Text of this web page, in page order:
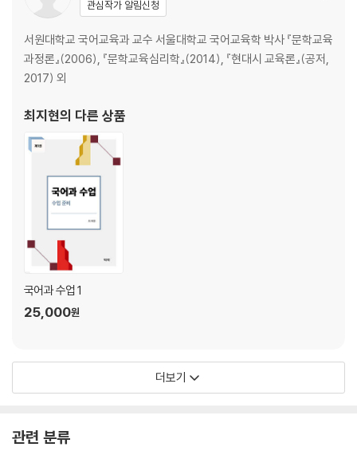
희미한 옛사랑의 그림자│4·19 세대의 참담한 고백 412
맹인 부부 가수│사랑과 용서의 노래를 부르는 맹인 부부 가수 420
1959년│암담한 고통의 풍경 427
떨어져도 튀는 공처럼│공(空)을 공(共)하기 434
어나기 위하여 440
사평역에서│눈 내리는 겨울밤 막차를 기다리는 사람들 445
대설주의보│폭설의 풍경에 겹쳐지는 것들 452
하급반 교과서│흐트러짐 없이 따라 읽기만 하는 우리 시대의 자화상 460
새들도 세상을 뜨는구나│시시한 세상의 무게 465
시다의 꿈│미싱을 타고 흐르는 변혁의 꿈 472
우리 동네 구자명 씨│구자명 씨가 전하는 여성들의 이야기 481
섬진강 1│겪어 본 적 없어도 그리운 강 487
그릇│깨뜨리는 자에게만 허락되는 빛 493
길│여기서 네 할 일을 하라 501
프란츠 카프카│날것 그대로의 이미지, 시가 되다 510
너를 기다리는 동안│기다림의 운동에 대하여 530
성에꽃│성에꽃 한 잎이 되어 이웃의 삶에 연대하기 536
3부 한국 현대시의 현재와 미래
관심작가 알림신청
서원대학교 국어교육과 교수 서울대학교 국어교육학 박사 『문학교육
과정론』(2006), 『문학교육심리학』(2014), 『현대시 교육론』(공저,
2017) 외
최지현의 다른 상품
국어과 수업 1
25,000원
더보기
관련 분류